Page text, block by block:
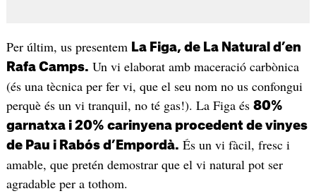
Per últim, us presentem La Figa, de La Natural d’en
Rafa Camps. Un vi elaborat amb maceració carbònica
(és una tècnica per fer vi, que el seu nom no us confongui
perquè és un vi tranquil, no té gas!). La Figa és 80%
garnatxa i 20% carinyena procedent de vinyes
de Pau i Rabós d’Empordà. És un vi fàcil, fresc i
amable, que pretén demostrar que el vi natural pot ser
agradable per a tothom.